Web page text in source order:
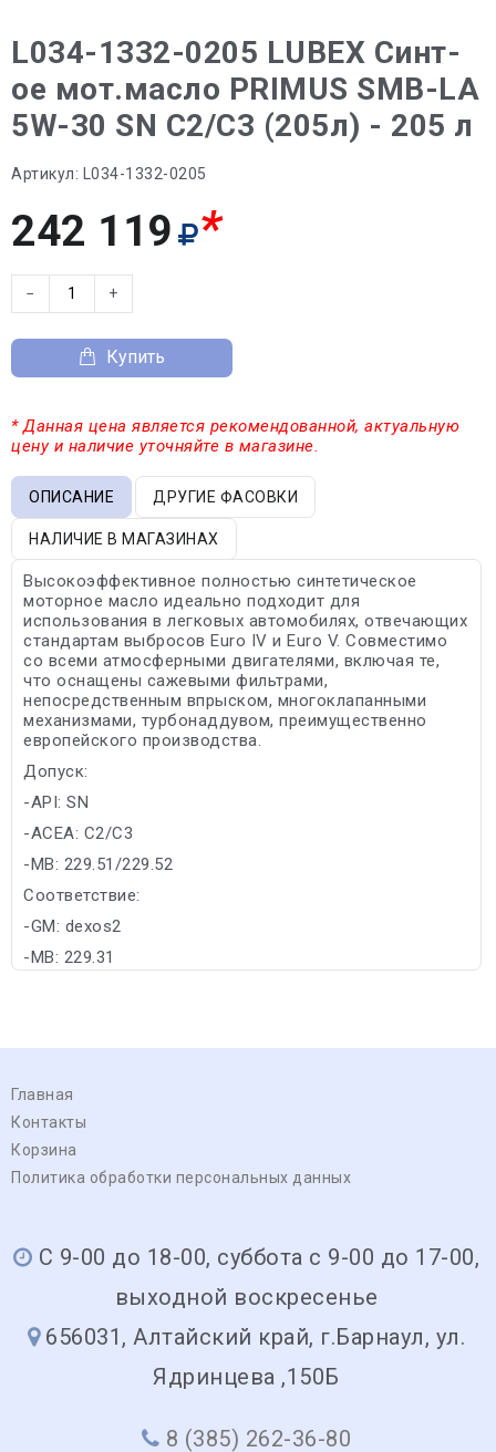
L034-1332-0205 LUBEX Синт-
ое мот.масло PRIMUS SMB-LA
5W-30 SN C2/C3 (205л) - 205 л
Артикул: L034-1332-0205
242 119 *
− +
Купить
* Данная цена является рекомендованной, актуальную
цену и наличие уточняйте в магазине.
ОПИСАНИЕ ДРУГИЕ ФАСОВКИ
НАЛИЧИЕ В МАГАЗИНАХ
Высокоэффективное полностью синтетическое
моторное масло идеально подходит для
использования в легковых автомобилях, отвечающих
стандартам выбросов Euro IV и Euro V. Совместимо
со всеми атмосферными двигателями, включая те,
что оснащены сажевыми фильтрами,
непосредственным впрыском, многоклапанными
механизмами, турбонаддувом, преимущественно
европейского производства.
Допуск:
-API: SN
-ACEA: C2/C3
-MB: 229.51/229.52
Соответствие:
-GM: dexos2
-MB: 229.31
Главная
Контакты
Корзина
Политика обработки персональных данных
С 9-00 до 18-00, суббота с 9-00 до 17-00,
выходной воскресенье
656031, Алтайский край, г.Барнаул, ул.
Ядринцева ,150Б
8 (385) 262-36-80